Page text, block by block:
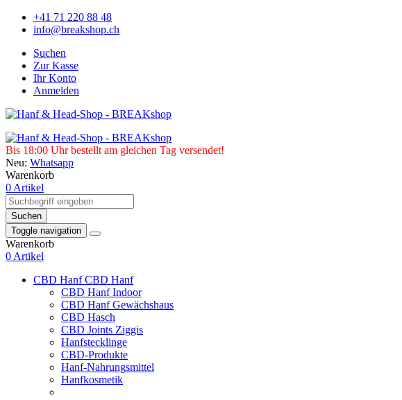
+41 71 220 88 48
info@breakshop.ch
Suchen
Zur Kasse
Ihr Konto
Anmelden
Bis 18:00 Uhr bestellt am gleichen Tag versendet!
Neu: Whatsapp
Warenkorb
0 Artikel
Suchen
Toggle navigation
Warenkorb
0 Artikel
CBD HanfCBD Hanf
CBD Hanf Indoor
CBD Hanf Gewächshaus
CBD Hasch
CBD Joints Ziggis
Hanfstecklinge
CBD-Produkte
Hanf-Nahrungsmittel
Hanfkosmetik